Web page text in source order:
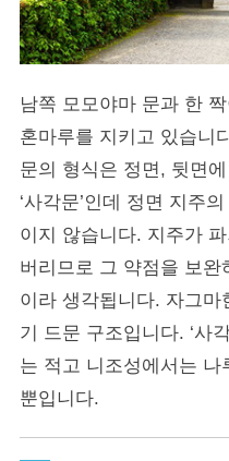
남쪽 모모야마 문과 한
혼마루를 지키고 있습니
문의 형식은 정면, 뒷면
‘사각문’인데 정면 지주
이지 않습니다. 지주가
버리므로 그 약점을 보
이라 생각됩니다. 자그
기 드문 구조입니다. ‘사
는 적고 니조성에서는
뿐입니다.